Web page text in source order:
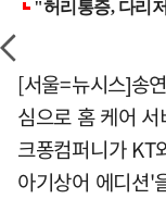
[서울=뉴시스]송
심으로 홈 케어
크퐁컴퍼니가 KT
아기상어 에디션'